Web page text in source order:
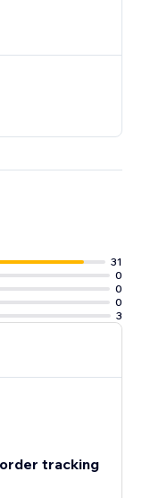
31
0
0
0
3
tracking